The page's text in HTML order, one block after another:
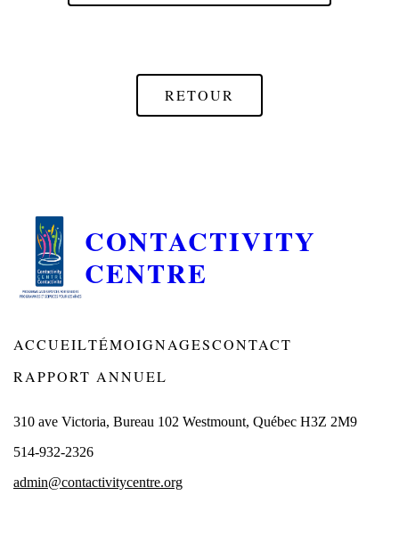
RETOUR
CONTACTIVITY
CENTRE
ACCUEILTÉMOIGNAGESCONTACT
RAPPORT ANNUEL
310 ave Victoria, Bureau 102 Westmount, Québec H3Z 2M9
514-932-2326
admin@contactivitycentre.org